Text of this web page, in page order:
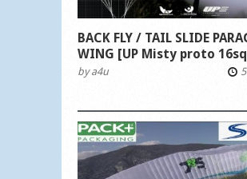
BACK FLY / TAIL SLIDE
WING [UP Misty proto
bya4u